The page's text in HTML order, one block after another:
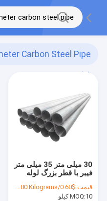
Carbon Steel Pipe
(1)
30 میلی متر 35 میلی متر
فیبر با قطر بزرگ لوله
45 میلی متر لوله فولادیقیمت:$0.60/Kilograms 10-100 Kilograms
MOQ:10 کیلو